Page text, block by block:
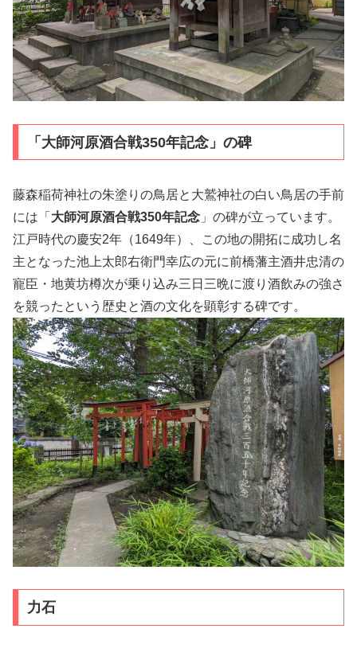
「大師河原酒合戦350年記念」の碑
藤森稲荷神社の朱塗りの鳥居と大鷲神社の白い鳥居の手前
には「 大師河原酒合戦350年記念 」の碑が立っています。
江戸時代の慶安2年（1649年）、この地の開拓に成功し名
主となった池上太郎右衛門幸広の元に前橋藩主酒井忠清の
寵臣・地黄坊樽次が乗り込み三日三晩に渡り酒飲みの強さ
を競ったという歴史と酒の文化を顕彰する碑です。
力石